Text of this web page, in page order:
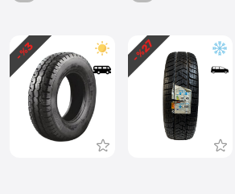
- %
3
- %
27